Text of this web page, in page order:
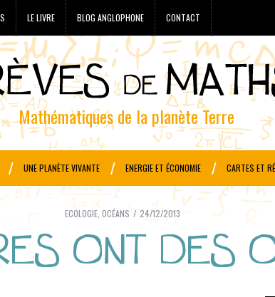
LE LIVRE BLOG ANGLOPHONE CONTACT
Mathématiques de la planète Terre
UNE PLANÈTE VIVANTE ENERGIE ET ÉCONOMIE CARTES ET
ECOLOGIE OCÉANS 24/12/2013
ONT DES